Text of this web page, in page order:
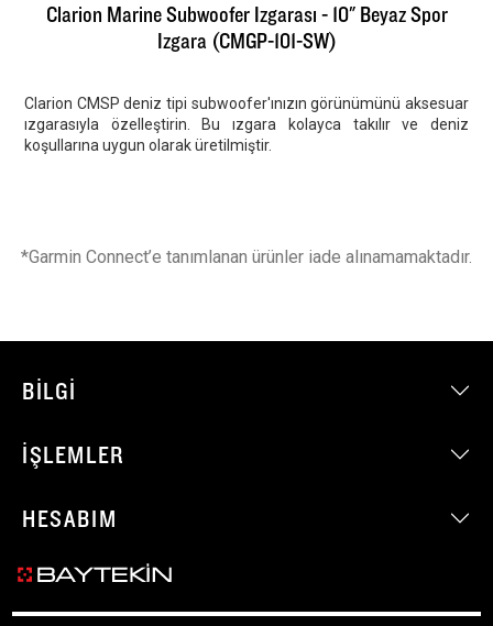
Clarion Marine Subwoofer Izgarası - 10" Beyaz Spor
Izgara (CMGP-101-SW)
Clarion CMSP deniz tipi subwoofer'ınızın görünümünü aksesuar
ızgarasıyla özelleştirin. Bu ızgara kolayca takılır ve deniz
koşullarına uygun olarak üretilmiştir.
*Garmin Connect’e tanımlanan ürünler iade alınamamaktadır.
BILGI
İŞLEMLER
HESABIM